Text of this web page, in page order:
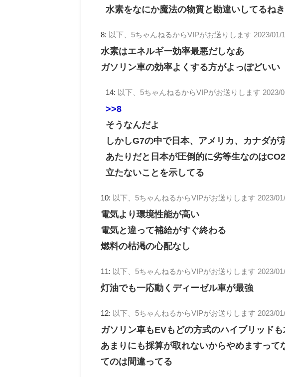
水素をなにか魔法の物質と勘違いしてるね
8: 以下、5ちゃんねるからVIPがお送りします 2023/01/
水素はエネルギー効率最悪だしなあ
ガソリン車の効率よくする方がよっぽどいい
14: 以下、5ちゃんねるからVIPがお送りします 2023/
>>8
そうなんだよ
しかしG7の中で日本、アメリカ、カナダ
あたりだと日本が圧倒的に劣等生なのは
立たないことを示してる
10: 以下、5ちゃんねるからVIPがお送りします 2023/
電気より環境性能が高い
電気と違って補給がすぐ終わる
燃料の枯渇の心配なし
11: 以下、5ちゃんねるからVIPがお送りします 2023/
灯油でも一応動くディーゼル車が最強
12: 以下、5ちゃんねるからVIPがお送りします 2023/
ガソリン車もEVもどの方式のハイブリッド
あまりにも採算が取れないからやめますっ
てのは間違ってる